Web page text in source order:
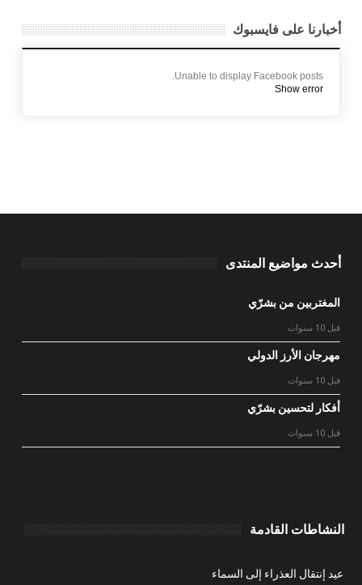
أخبارنا على فايسبوك
Unable to display Facebook posts.
Show error
أحدث مواضيع المنتدى
المغتربين من بشرّي
قبل 10 سنوات
مهرجان الأرز الدولي
قبل 10 سنوات
أفكار لتحسين بشرّي
قبل 10 سنوات
النشاطات القادمة
عيد إنتقال العذراء إلى السماء